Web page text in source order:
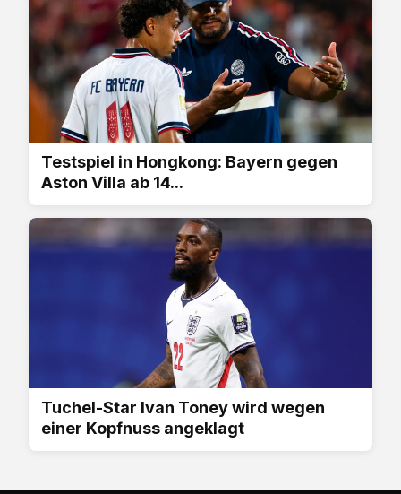
Testspiel in Hongkong: Bayern gegen
Aston Villa ab 14...
Tuchel-Star Ivan Toney wird wegen
einer Kopfnuss angeklagt